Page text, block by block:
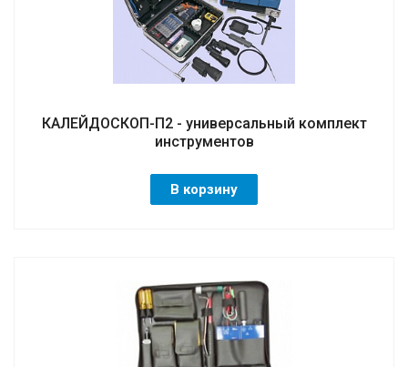
КАЛЕЙДОСКОП-П2 - универсальный комплект
инструментов
В корзину